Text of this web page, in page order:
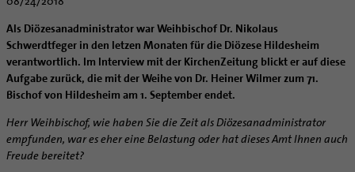
Hirtenwort: Ehe & Familie
Wissenswertes zur Hochzeit
Ideen für die Hochzeitsfeier
Hochzeits-Symbole
Patientenverfügung
Wo ist der richtige Platz zum Sterben?
Hospiz-Seelsorge
Spiritualität
Exerzitien
Kontemplation
Geistliche Begleitung
Lebens- und Glaubensorte
Seelsorgefelder
Frauen
Queersensible Seelsorge
City- und Passanten
Begleitung und Vernetzung
Newsletter
Weitere Infos
Raum für Vielfalt
Diakone
Orden | Gemeinschaften
Frauenorden
Bischöfliche Stiftung Gemeinsam für das Leben
Schulpastoral
Hochschulpastoral
Religionsunterricht
Service
Stellenanzeigen
Bistumsarchiv
Projekte
Bestände
Buchreihen
Gemeindeservice
Digitaler Lesesaal
Verein für Geschichte und Kunst im Bistum Hildesheim
Katholische Akademie des Bistums Hildesheim
Stärkung der Demokratie | Einsatz gegen Diskriminierung
LÜCHTENHOF
Familienbildungsstätten
Katholische Erwachsenenbildung
Forschungsinstitut für Philosophie Hannover
Bolivienpartnerschaft
Projektförderung
Internationale Freiwilligendienste
Infobrief Weltkirche
missio-Regionalstelle
Bolivienpartnerschaft
Bolivienkommission
Café Bolivia
Beratung Direktpartnerschaften
Finanzielle Förderung der Bolivienpartnerschaft
Ökologische Fonds
Internationale Freiwilligendienste
Aktuelles
Rückkehrenden-Engagement (ehemalige Freiwillige)
Outgoing
Incoming
Katholische Büros
Wir machen Kirche - schöpfungsgerecht
Biologische Vielfalt
Angebote
Abenteuer Glaube
Unterstützung für Pfarreien und Einrichtungen
Prävention
Fortbildungen
Liturgie und Kirchenmusik
Lokale Kirchenentwicklung
Materialien
Aktuelles
Altersvorsorge und Ruhestand
Arbeitshilfen
Beruf und Familie
KODA
Als Diözesanadministrator war Weihbischof Dr. Nikolaus
Schwerdtfeger in den letzen Monaten für die Diözese Hildesheim
verantwortlich. Im Interview mit der KirchenZeitung blickt er auf diese
Aufgabe zurück, die mit der Weihe von Dr. Heiner Wilmer zum 71.
Bischof von Hildesheim am 1. September endet.
Herr Weihbischof, wie haben Sie die Zeit als Diözesanadministrator
empfunden, war es eher eine Belas­tung oder hat dieses Amt Ihnen auch
Freude bereitet?